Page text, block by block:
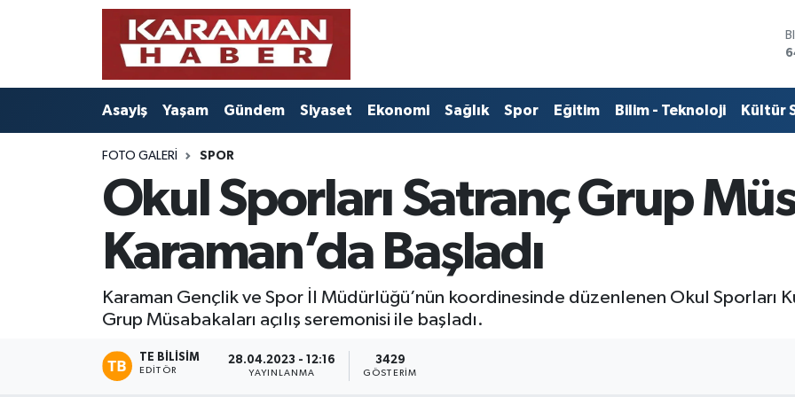
Asayiş Yaşam Gündem Siyaset Ekonomi Sağlık Spor Eğitim Bilim - Teknoloji Kültür
FOTO GALERI SPOR
Okul Sporları Satranç Grup
Karaman’da Başladı
Karaman Gençlik ve Spor İl Müdürlüğü’nün koordinesinde düzenlenen Okul Sporları
Grup Müsabakaları açılış seremonisi ile başladı.
TE BILISIM
EDITÖR
28.04.2023 - 12:16
YAYINLANMA
3429
GÖSTERIM
Bilim - Teknoloji
Ekonomi
Foto Galeri
Gündem
Nöbetçi Eczaneler
Hava Durumu
Karaman Namaz Vakitleri
Trafik Durumu
Süper Lig Puan Durumu ve Fikstür
Tüm Manşetler
Haber Arşivi